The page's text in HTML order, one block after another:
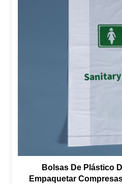
Bolsas De Plástico
Empaquetar